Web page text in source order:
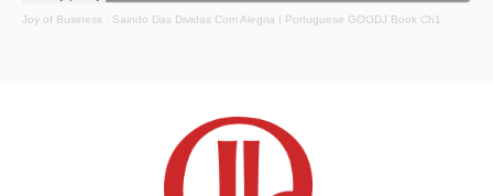
Joy of Business · Saindo Das Dividas Com Alegria | Portuguese GOODJ Book Ch1